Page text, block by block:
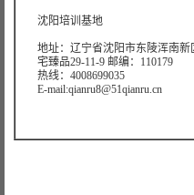
沈阳培训基地
地址：辽宁省沈阳市东陵浑南新
宅臻品29-11-9 邮编：110179
热线：4008699035
E-mail:qianru8@51qianru.cn